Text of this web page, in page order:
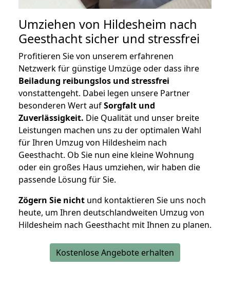
Umziehen von Hildesheim nach
Geesthacht sicher und stressfrei
Profitieren Sie von unserem erfahrenen
Netzwerk für günstige Umzüge oder dass ihre
Beiladung reibungslos und stressfrei
vonstattengeht. Dabei legen unsere Partner
besonderen Wert aufSorgfalt und
Zuverlässigkeit. Die Qualität und unser breite
Leistungen machen uns zu der optimalen Wahl
für Ihren Umzug von Hildesheim nach
Geesthacht. Ob Sie nun eine kleine Wohnung
oder ein großes Haus umziehen, wir haben die
passende Lösung für Sie.
Zögern Sie nicht und kontaktieren Sie uns noch
heute, um Ihren deutschlandweiten Umzug von
Hildesheim nach Geesthacht mit Ihnen zu planen.
Kostenlose Angebote erhalten